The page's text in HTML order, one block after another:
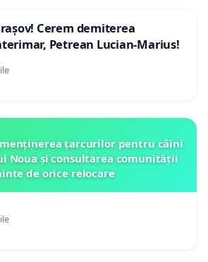
Cerem demiterea
Petrean Lucian-Marius!
menținerea țarcurilor pentru câini
Noua și consultarea comunității
de orice relocare